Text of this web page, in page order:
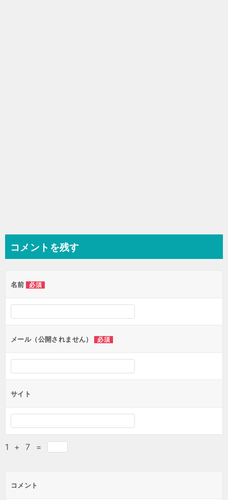
コメントを残す
名前 必須
メール（公開されません） 必須
サイト
1 + 7 =
コメント